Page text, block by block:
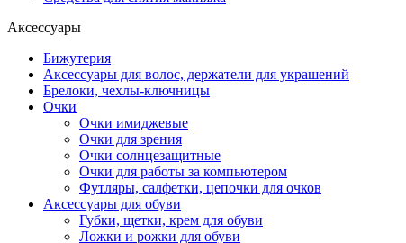
Аксессуары
Бижутерия
Аксессуары для волос, держатели для украшений
Брелоки, чехлы-ключницы
Очки
Очки имиджевые
Очки для зрения
Очки солнцезащитные
Очки для работы за компьютером
Футляры, салфетки, цепочки для очков
Аксессуары для обуви
Губки, щетки, крем для обуви
Ложки и рожки для обуви